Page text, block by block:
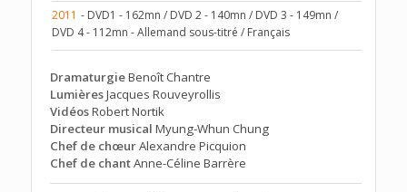
2011 - DVD1 - 162mn / DVD 2 - 140mn / DVD 3 - 149mn /
DVD 4 - 112mn - Allemand sous-titré / Français
DramaturgieBenoît Chantre
LumièresJacques Rouveyrollis
VidéosRobert Nortik
Directeur musical Myung-Whun Chung
Chef de chœurAlexandre Picquion
Chef de chantAnne-Céline Barrère